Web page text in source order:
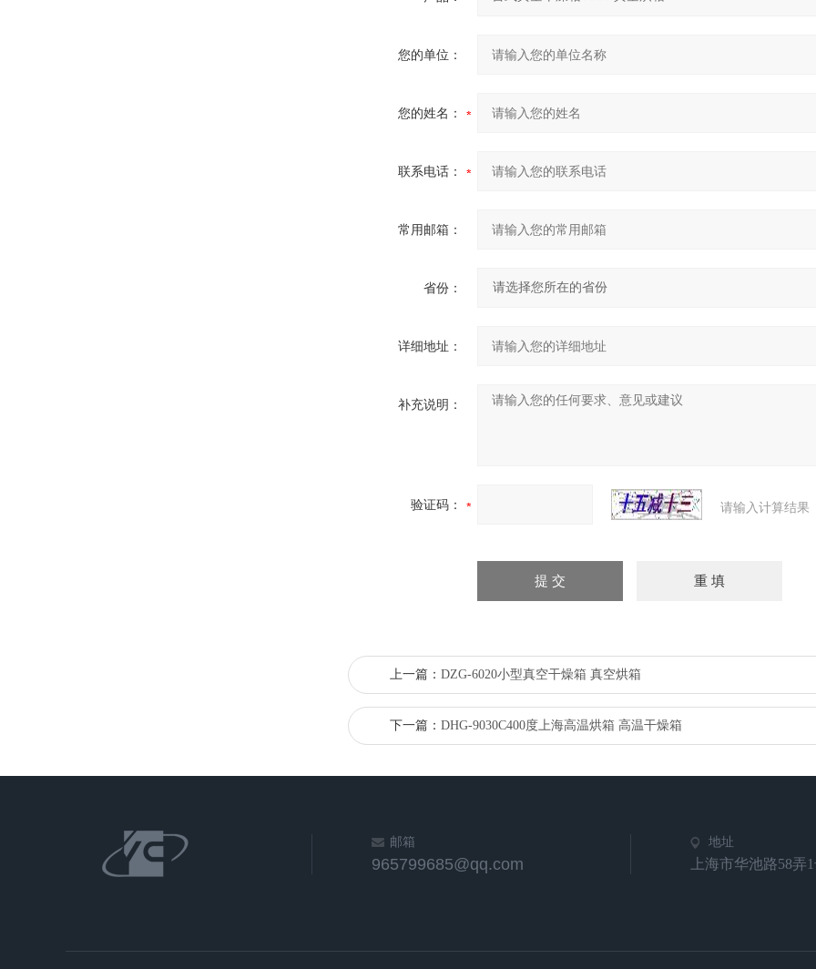
您的单位：
您的姓名：
联系电话：
常用邮箱：
省份：
详细地址：
补充说明：
验证码： 请输入计算结果
上一篇： DZG-6020小型真空干燥箱 真空烘箱
下一篇： DHG-9030C400度上海高温烘箱 高温干燥箱
邮箱
965799685@qq.com
地址
上海市华池路58弄